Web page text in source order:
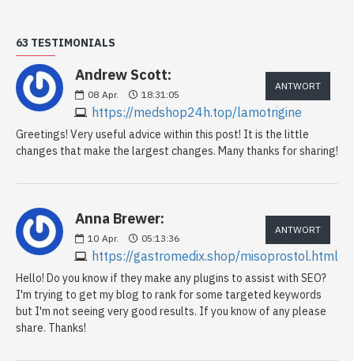
63 TESTIMONIALS
Andrew Scott:
08 Apr. 18:31:05
https://medshop24h.top/lamotrigine
ANTWORT
Greetings! Very useful advice within this post! It is the little
changes that make the largest changes. Many thanks for sharing!
Anna Brewer:
10 Apr. 05:13:36
https://gastromedix.shop/misoprostol.html
ANTWORT
Hello! Do you know if they make any plugins to assist with SEO?
I'm trying to get my blog to rank for some targeted keywords
but I'm not seeing very good results. If you know of any please
share. Thanks!